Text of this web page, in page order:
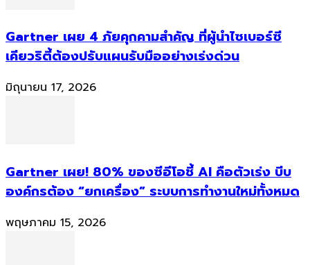
Gartner เผย 4 ภัยคุกคามสำคัญ ที่ผู้นำไซเบอร์ซี
เคียวริตี้ต้องปรับแผนรับมืออย่างเร่งด่วน
มิถุนายน 17, 2026
Gartner เผย! 80% ของซีอีโอชี้ AI คือตัวเร่ง บีบ
องค์กรต้อง “ยกเครื่อง” ระบบการทำงานใหม่ทั้งหมด
พฤษภาคม 15, 2026